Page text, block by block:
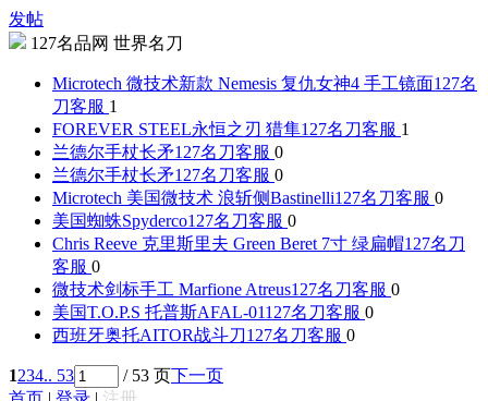
发帖
127名品网 世界名刀
Microtech 微技术新款 Nemesis 复仇女神4 手工镜面127名
刀客服 1
FOREVER STEEL永恒之刃 猎隼127名刀客服 1
兰德尔手杖长矛127名刀客服 0
兰德尔手杖长矛127名刀客服 0
Microtech 美国微技术 浪斩侧Bastinelli127名刀客服 0
美国蜘蛛Spyderco127名刀客服 0
Chris Reeve 克里斯里夫 Green Beret 7寸 绿扁帽127名刀
客服 0
微技术剑标手工 Marfione Atreus127名刀客服 0
美国T.O.P.S 托普斯AFAL-01127名刀客服 0
西班牙奥托AITOR战斗刀127名刀客服 0
1234.. 53 / 53 页下一页